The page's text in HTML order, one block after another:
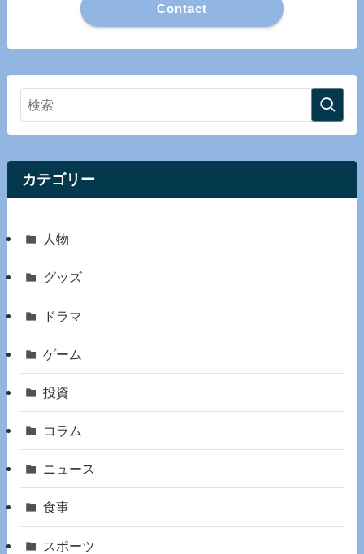
Contact
カテゴリー
人物
グッズ
ドラマ
ゲーム
投資
コラム
ニュース
食事
スポーツ